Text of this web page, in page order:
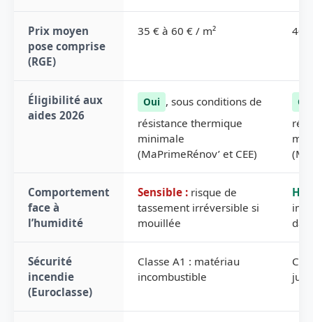
Prix moyen
pose comprise
(RGE)
35 € à 60 € / m² 40
Éligibilité aux
aides 2026
Oui , sous conditions de
résistance thermique
minimale
(MaPrimeRénov’ et CEE)
Comportement
face à
l’humidité
Sensible : risque de
tassement irréversible si
mouillée
Sécurité
incendie
(Euroclasse)
Classe A1 : matériau
incombustible